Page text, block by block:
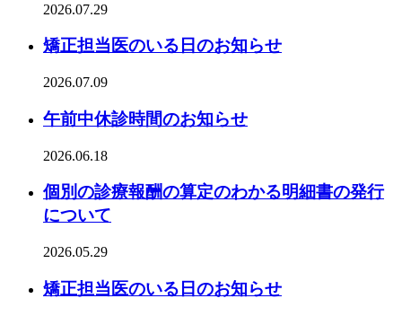
2026.07.29
矯正担当医のいる日のお知らせ
2026.07.09
午前中休診時間のお知らせ
2026.06.18
個別の診療報酬の算定のわかる明細書の発行
について
2026.05.29
矯正担当医のいる日のお知らせ